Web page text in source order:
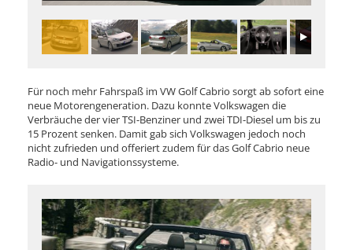
Für noch mehr Fahrspaß im VW Golf Cabrio sorgt ab sofort eine
neue Motorengeneration. Dazu konnte Volkswagen die
Verbräuche der vier TSI-Benziner und zwei TDI-Diesel um bis zu
15 Prozent senken. Damit gab sich Volkswagen jedoch noch
nicht zufrieden und offeriert zudem für das Golf Cabrio neue
Radio- und Navigationssysteme.